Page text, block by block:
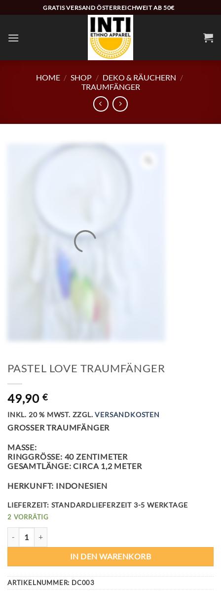
Inhalt
GRATIS VERSAND ÖSTERREICHWEIT AB 50€
HOME / SHOP / DEKO & RÄUCHERN /
TRAUMFÄNGER
PASTEL LOVE TRAUMFÄNGER
49,90 €
INKL. 20 % MWST. ZZGL.VERSANDKOSTEN
GROSSER TRAUMFÄNGER
MASSE:
RINGGRÖSSE: 40 ZENTIMETER
GESAMTLÄNGE: CIRCA 1,2 METER
HERKUNFT: INDONESIEN
LIEFERZEIT: STANDARDLIEFERZEIT 3-5 WERKTAGE
2 VORRÄTIG
IN DEN WARENKORB
ARTIKELNUMMER: DC003